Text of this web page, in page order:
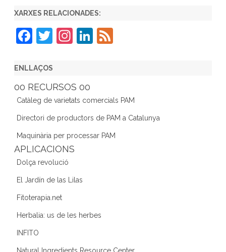
XARXES RELACIONADES:
F
c
e
b
o
o
k
T
er
In
gr
a
m
Li
dI
n
ENLLAÇOS
00 RECURSOS 00
Catàleg de varietats comercials PAM
Directori de productors de PAM a Catalunya
Maquinària per processar PAM
APLICACIONS
Dolça revolució
El Jardín de las Lilas
Fitoterapia.net
Herbalia: us de les herbes
INFITO